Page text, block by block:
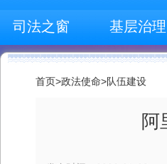
司法之窗 基层治理
首页>政法使命>队伍建设
阿